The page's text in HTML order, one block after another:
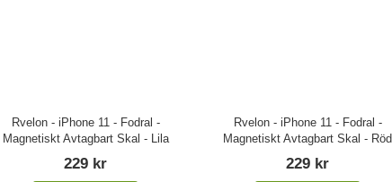
Rvelon - iPhone 11 - Fodral -
Magnetiskt Avtagbart Skal - Lila
229 kr
Rvelon - iPhone 11 - Fodral -
Magnetiskt Avtagbart Skal - Röd
229 kr